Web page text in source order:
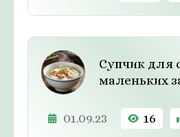
Супчик для
маленьких
01.09.23 16